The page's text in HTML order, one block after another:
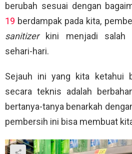
berubah sesuai dengan
19 berdampak pada kita,
sanitizerkini menjadi salah
sehari-hari.
Sejauh ini yang kita ketahui
secara teknis adalah
bertanya-tanya benarkah
pembersih ini bisa membuat